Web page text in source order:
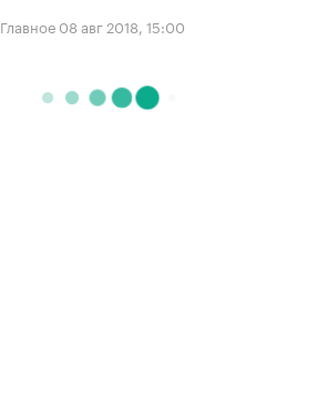
Главное 08 авг 2018, 15:00